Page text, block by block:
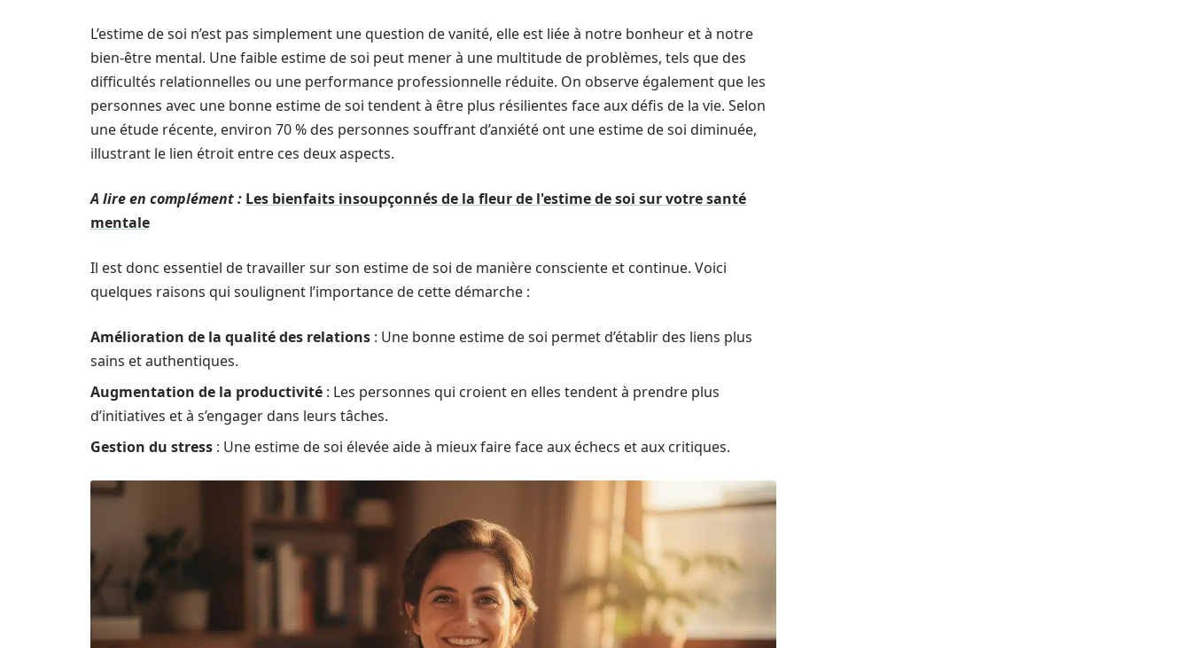
L’estime de soi n’est pas simplement une question de vanité, elle est liée à notre bonheur et à notre
bien-être mental. Une faible estime de soi peut mener à une multitude de problèmes, tels que des
difficultés relationnelles ou une performance professionnelle réduite. On observe également que les
personnes avec une bonne estime de soi tendent à être plus résilientes face aux défis de la vie. Selon
une étude récente, environ 70 % des personnes souffrant d’anxiété ont une estime de soi diminuée,
illustrant le lien étroit entre ces deux aspects.
A lire en complément : Les bienfaits insoupçonnés de la fleur de l'estime de soi sur votre santé
mentale
Il est donc essentiel de travailler sur son estime de soi de manière consciente et continue. Voici
quelques raisons qui soulignent l’importance de cette démarche :
Amélioration de la qualité des relations : Une bonne estime de soi permet d’établir des liens plus
sains et authentiques.
Augmentation de la productivité : Les personnes qui croient en elles tendent à prendre plus
d’initiatives et à s’engager dans leurs tâches.
Gestion du stress : Une estime de soi élevée aide à mieux faire face aux échecs et aux critiques.